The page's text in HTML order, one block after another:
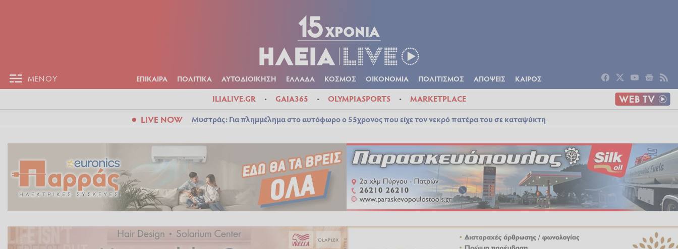
ΜΕΝΟΥ ΕΠΙΚΑΙΡΑ ΠΟΛΙΤΙΚΑ ΑΥΤΟΔΙΟΙΚΗΣΗ ΕΛΛΑΔΑ ΚΟΣΜΟΣ ΟΙΚΟΝΟΜΙΑ ΠΟΛΙΤΙΣΜΟΣ ΑΠΟΨΕΙΣ ΚΑΙΡΟΣ
ILIALIVE.GR GAIA365 OLYMPIASPORTS MARKETPLACE
LIVE NOW Μυστράς: Για πλημμέλημα στο αυτόφωρο ο 55χρονος που είχε τον νεκρό πατέρα του σε καταψύκτη